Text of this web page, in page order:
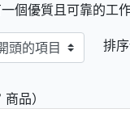
個優質且可靠的工
排序
商品）